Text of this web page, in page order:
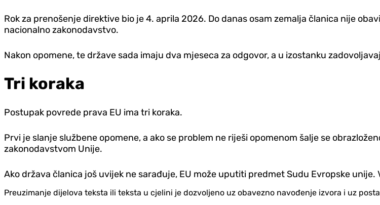
Rok za prenošenje direktive bio je 4. aprila 2026. Do danas osam zemalja članica nije
nacionalno zakonodavstvo.
Nakon opomene, te države sada imaju dva mjeseca za odgovor, a u izostanku
Tri koraka
Postupak povrede prava EU ima tri koraka.
Prvi je slanje službene opomene, a ako se problem ne riješi opomenom šalje se
zakonodavstvom Unije.
Ako država članica još uvijek ne sarađuje, EU može uputiti predmet Sudu Evropske
Preuzimanje dijelova teksta ili teksta u cjelini je dozvoljeno uz obavezno navođenje izvora i uz